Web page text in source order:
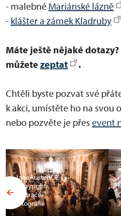
- malebné Mariánské lázně
- klášter a zámek Kladruby
Máte ještě nějaké dotazy?
můžete zeptat .
Chtěli byste pozvat své
k akci, umístěte ho na svou
nebo pozvěte je přes event
JaneAustenCZ
Copyright:
Ilustrační
fotografie